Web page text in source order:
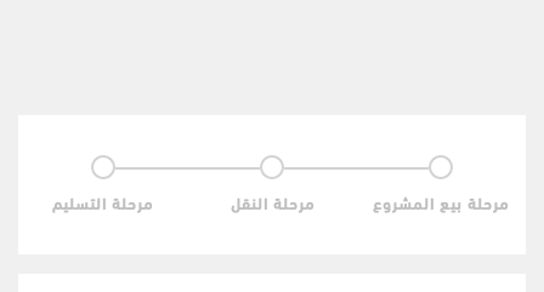
مرحلة بيع المشروع مرحلة النقل مرحلة التسليم